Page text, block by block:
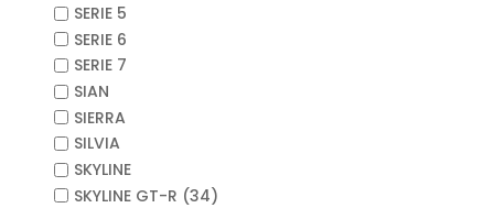
SERIE 5
SERIE 6
SERIE 7
SIAN
SIERRA
SILVIA
SKYLINE
SKYLINE GT-R (34)